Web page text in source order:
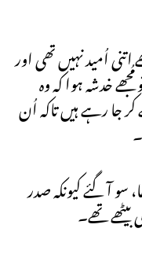
اُمید نہیں تھی اور
خدشہ ہوا کہ وہ
جا رہے ہیں تاکہ اُن
سو آ گئے کیونکہ صدر
تھے۔